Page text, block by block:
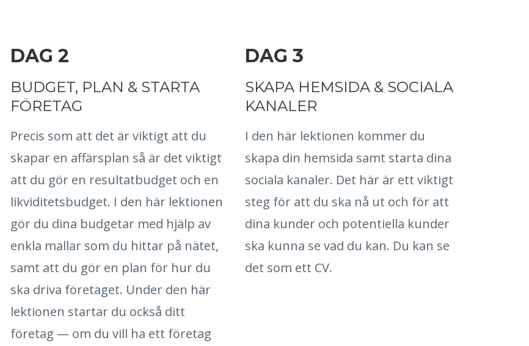
DAG 2
BUDGET, PLAN & STARTA
FÖRETAG
Precis som att det är viktigt att du
skapar en affärsplan så är det viktigt
att du gör en resultatbudget och en
likviditetsbudget. I den här lektionen
gör du dina budgetar med hjälp av
enkla mallar som du hittar på nätet,
samt att du gör en plan för hur du
ska driva företaget. Under den här
lektionen startar du också ditt
företag — om du vill ha ett företag
DAG 3
SKAPA HEMSIDA & SOCIALA
KANALER
I den här lektionen kommer du
skapa din hemsida samt starta dina
sociala kanaler. Det här är ett viktigt
steg för att du ska nå ut och för att
dina kunder och potentiella kunder
ska kunna se vad du kan. Du kan se
det som ett CV.